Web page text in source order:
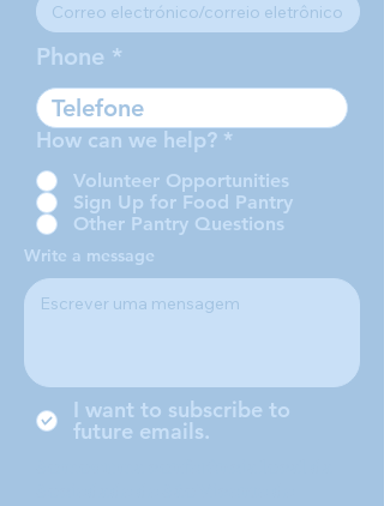
Phone
How can we help? *
Volunteer Opportunities
Sign Up for Food Pantry
Other Pantry Questions
Write a message
I want to subscribe to
future emails.